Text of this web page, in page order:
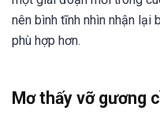
nên bình tĩnh nhìn nhận lại
phù hợp hơn.
Mơ thấy vỡ gương